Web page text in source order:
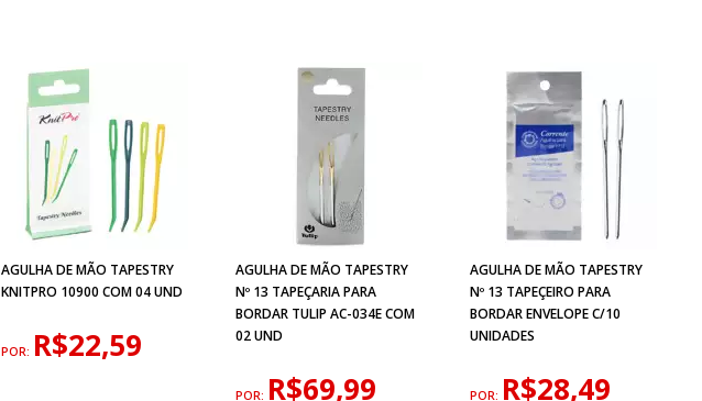
AGULHA DE MÃO TAPESTRY
KNITPRO 10900 COM 04 UND
POR: R$22,59
AGULHA DE MÃO TAPESTRY
Nº 13 TAPEÇARIA PARA
BORDAR TULIP AC-034E COM
02 UND
POR: R$69,99
AGULHA DE MÃO TAPESTRY
Nº 13 TAPEÇEIRO PARA
BORDAR ENVELOPE C/10
UNIDADES
POR: R$28,49